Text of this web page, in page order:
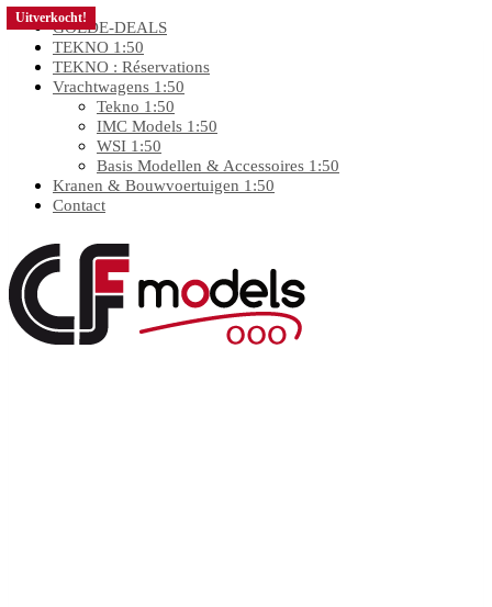
GOEDE-DEALS
TEKNO 1:50
TEKNO : Réservations
Vrachtwagens 1:50
Tekno 1:50
IMC Models 1:50
WSI 1:50
Basis Modellen & Accessoires 1:50
Kranen & Bouwvoertuigen 1:50
Contact
Uitverkocht!
Uitverkocht!